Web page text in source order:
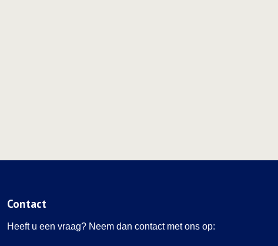
Contact
Heeft u een vraag? Neem dan contact met ons op: